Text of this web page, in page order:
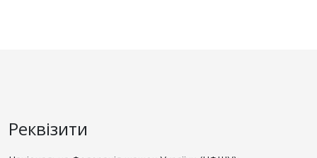
Реквізити